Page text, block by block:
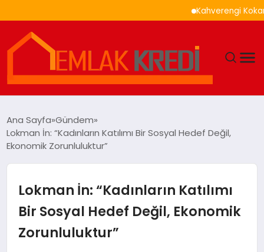
Kahverengi Kokarca
EKONOMI
MAGAZIN
Ana Sayfa Gündem
Lokman İn: “Kadınların Katılımı Bir Sosyal Hedef Değil,
Ekonomik Zorunluluktur”
Lokman İn: “Kadınların Katılımı
Bir Sosyal Hedef Değil, Ekonomik
Zorunluluktur”